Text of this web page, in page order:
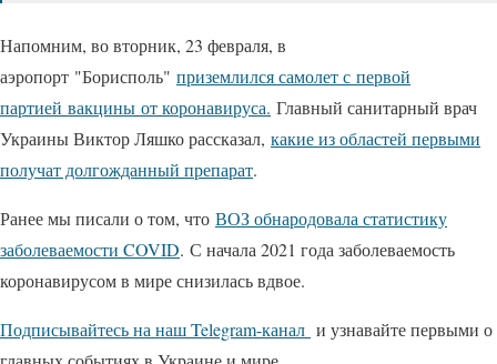
Напомним, во вторник, 23 февраля, в
аэропорт "Борисполь" приземлился самолет с первой
партией вакцины от коронавируса. Главный санитарный врач
Украины Виктор Ляшко рассказал, какие из областей первыми
получат долгожданный препарат.
Ранее мы писали о том, что ВОЗ обнародовала статистику
заболеваемости COVID. С начала 2021 года заболеваемость
коронавирусом в мире снизилась вдвое.
Подписывайтесь на наш Telegram-канал и узнавайте первыми о